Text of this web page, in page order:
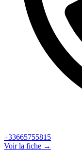
+33665755815
Voir la fiche →